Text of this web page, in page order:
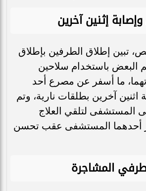
إثنين آخرين
تبين إطلاق الطرفين بإطلاق
البعض باستخدام سلاحين
ما أسفر عن مصرع أحد
آخرين بطلقات نارية، وتم
المستشفى لتلقي العلاج
أحدهما المستشفى عقب تحسن
المشاجرة